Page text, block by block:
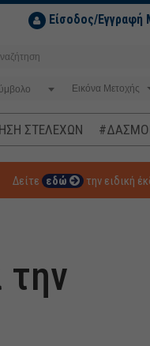
Είσοδος/Εγγραφή
ΣΤΕΛΕΧΩΝ
Δείτε εδώ την ειδική
την